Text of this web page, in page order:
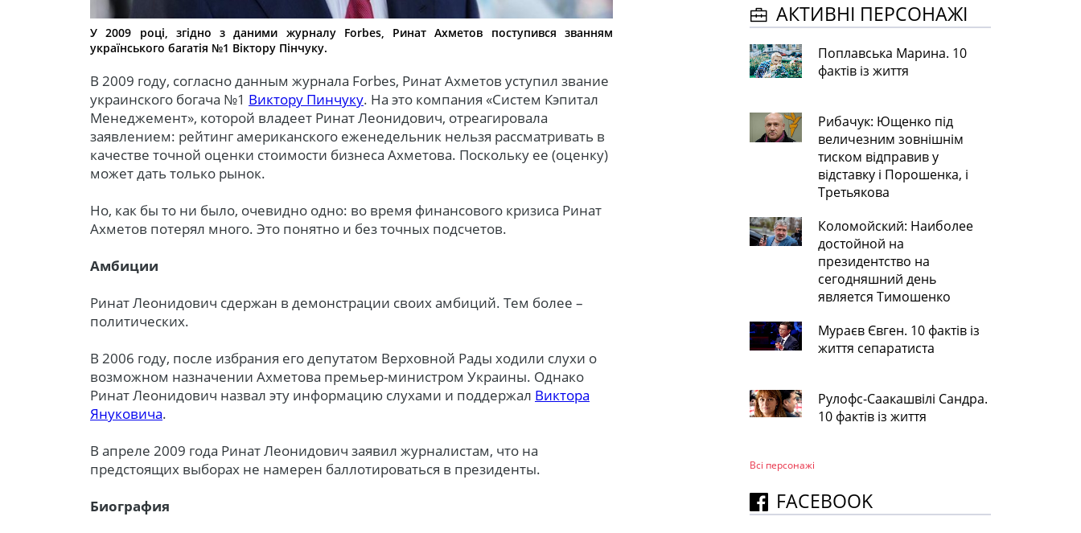
У 2009 році, згідно з даними журналу Forbes, Ринат Ахметов поступився званням
українського багатія №1 Віктору Пінчуку.
В 2009 году, согласно данным журнала Forbes, Ринат Ахметов уступил звание
украинского богача №1 Виктору Пинчуку. На это компания «Систем Кэпитал
Менеджемент», которой владеет Ринат Леонидович, отреагировала
заявлением: рейтинг американского еженедельник нельзя рассматривать в
качестве точной оценки стоимости бизнеса Ахметова. Поскольку ее (оценку)
может дать только рынок.
Но, как бы то ни было, очевидно одно: во время финансового кризиса Ринат
Ахметов потерял много. Это понятно и без точных подсчетов.
Амбиции
Ринат Леонидович сдержан в демонстрации своих амбиций. Тем более –
политических.
В 2006 году, после избрания его депутатом Верховной Рады ходили слухи о
возможном назначении Ахметова премьер-министром Украины. Однако
Ринат Леонидович назвал эту информацию слухами и поддержал Виктора
Януковича.
В апреле 2009 года Ринат Леонидович заявил журналистам, что на
предстоящих выборах не намерен баллотироваться в президенты.
Биография
АКТИВНІ ПЕРСОНАЖІ
Поплавська Марина. 10
фактів із життя
Рибачук: Ющенко під
величезним зовнішнім
тиском відправив у
відставку і Порошенка, і
Третьякова
Коломойский: Наиболее
достойной на
президентство на
сегодняшний день
является Тимошенко
Мураєв Євген. 10 фактів із
життя сепаратиста
Рулофс-Саакашвілі Сандра.
10 фактів із життя
Всі персонажi
FACEBOOK